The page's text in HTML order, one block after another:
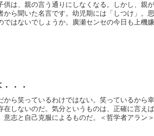
供は、親の言う通りにしなくなる。しかし、親
から聞いた名言です。幼児期には「しつけ」。
ではないでしょうか。廣瀬センセの今日も上機
．．
から笑っているわけではない。笑っているから
在しないのだ。気分というものは、正確に言え
意志と自己克服によるものだ。＜哲学者アラン＞